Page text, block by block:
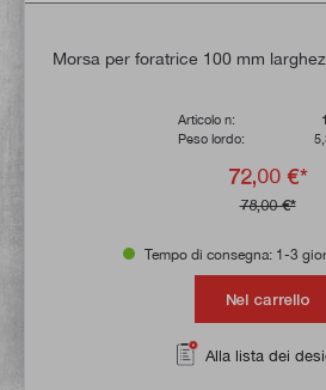
Morsa per foratrice 100 mm
Articolo n:
Peso lordo:
72,00 €*
78,00 €*
Tempo di consegna: 1-3
Nel carrello
Alla lista dei